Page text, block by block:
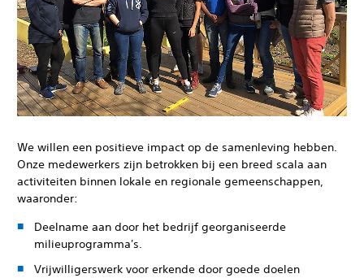
We willen een positieve impact op de samenleving hebben.
Onze medewerkers zijn betrokken bij een breed scala aan
activiteiten binnen lokale en regionale gemeenschappen,
waaronder:
Deelname aan door het bedrijf georganiseerde
milieuprogramma's.
Vrijwilligerswerk voor erkende door goede doelen